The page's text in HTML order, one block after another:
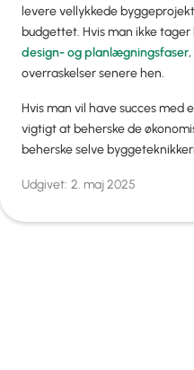
levere vellykkede
budgettet. Hvis man ikke
design- og planlægningsfaser
overraskelser senere hen.
Hvis man vil have succes med
vigtigt at beherske de
beherske selve
Udgivet: 2. maj 2025